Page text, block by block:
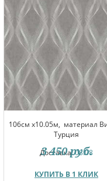
106см x10.05м, материал
Турция
Доставка:08.08
КУПИТЬ В 1 КЛИК
3 450 руб.